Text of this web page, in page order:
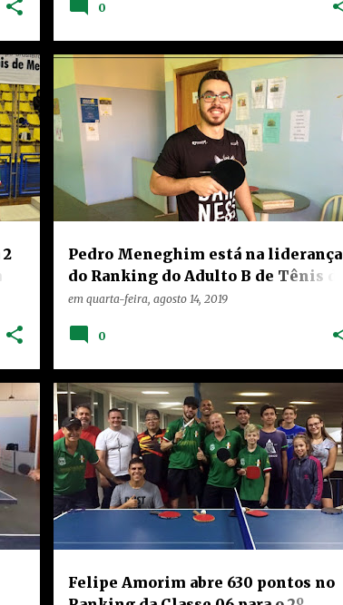
0
+
Pedro Meneghim está na liderança
do Ranking do Adulto B de Tênis de
Mesa de Limeira
em quarta-feira, agosto 14, 2019
HOME LIMEIRA NOTÍCIAS RANKING
TEIXEIRA
0
+
Felipe Amorim abre 630 pontos no
HOME LIMEIRA NOTÍCIAS RANKING
TEIXEIRA